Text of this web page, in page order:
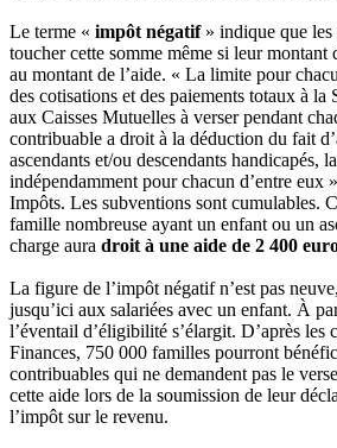
Le terme « impôt négatif» indique que les
toucher cette somme même si leur montant
au montant de l’aide. « La limite pour
des cotisations et des paiements totaux à la
aux Caisses Mutuelles à verser pendant
contribuable a droit à la déduction du fait
ascendants et/ou descendants handicapés,
indépendamment pour chacun d’entre eux
Impôts. Les subventions sont cumulables.
famille nombreuse ayant un enfant ou un
charge aura droit à une aide de 2 400
La figure de l’impôt négatif n’est pas
jusqu’ici aux salariées avec un enfant. À
l’éventail d’éligibilité s’élargit. D’après les
Finances, 750 000 familles pourront
contribuables qui ne demandent pas le
cette aide lors de la soumission de leur
l’impôt sur le revenu.